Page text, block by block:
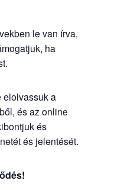
le van írva,
ha
elolvassuk a
és az online
és
és jelentését.